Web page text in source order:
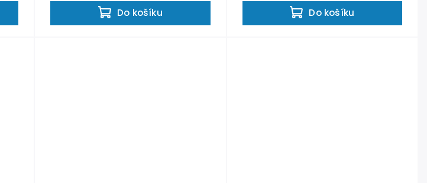
Do košíku Do košíku